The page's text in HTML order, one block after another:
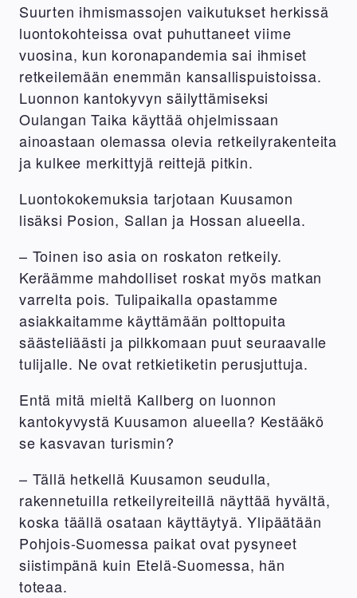
Suurten ihmismassojen vaikutukset herkissä
luontokohteissa ovat puhuttaneet viime
vuosina, kun koronapandemia sai ihmiset
retkeilemään enemmän kansallispuistoissa.
Luonnon kantokyvyn säilyttämiseksi
Oulangan Taika käyttää ohjelmissaan
ainoastaan olemassa olevia retkeilyrakenteita
ja kulkee merkittyjä reittejä pitkin.
Luontokokemuksia tarjotaan Kuusamon
lisäksi Posion, Sallan ja Hossan alueella.
– Toinen iso asia on roskaton retkeily.
Keräämme mahdolliset roskat myös matkan
varrelta pois. Tulipaikalla opastamme
asiakkaitamme käyttämään polttopuita
säästeliäästi ja pilkkomaan puut seuraavalle
tulijalle. Ne ovat retkietiketin perusjuttuja.
Entä mitä mieltä Kallberg on luonnon
kantokyvystä Kuusamon alueella? Kestääkö
se kasvavan turismin?
– Tällä hetkellä Kuusamon seudulla,
rakennetuilla retkeilyreiteillä näyttää hyvältä,
koska täällä osataan käyttäytyä. Ylipäätään
Pohjois-Suomessa paikat ovat pysyneet
siistimpänä kuin Etelä-Suomessa, hän
toteaa.